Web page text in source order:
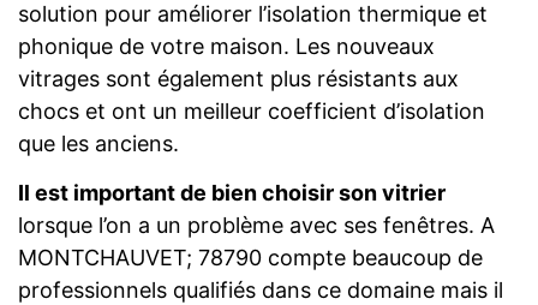
solution pour améliorer l’isolation thermique et
phonique de votre maison. Les nouveaux
vitrages sont également plus résistants aux
chocs et ont un meilleur coefficient d’isolation
que les anciens.
Il est important de bien choisir son vitrier
lorsque l’on a un problème avec ses fenêtres. A
MONTCHAUVET; 78790 compte beaucoup de
professionnels qualifiés dans ce domaine mais il